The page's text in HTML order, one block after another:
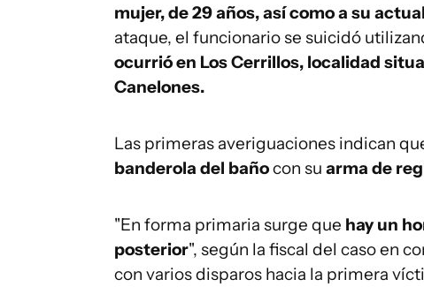
mujer, de 29 años, así como a su
ataque, el funcionario se suicidó
ocurrió en Los Cerrillos, localidad
Canelones.
Las primeras averiguaciones indican
banderola del bañocon su arma de
"En forma primaria surge que hay un
posterior", según la fiscal del caso en
con varios disparos hacia la primera